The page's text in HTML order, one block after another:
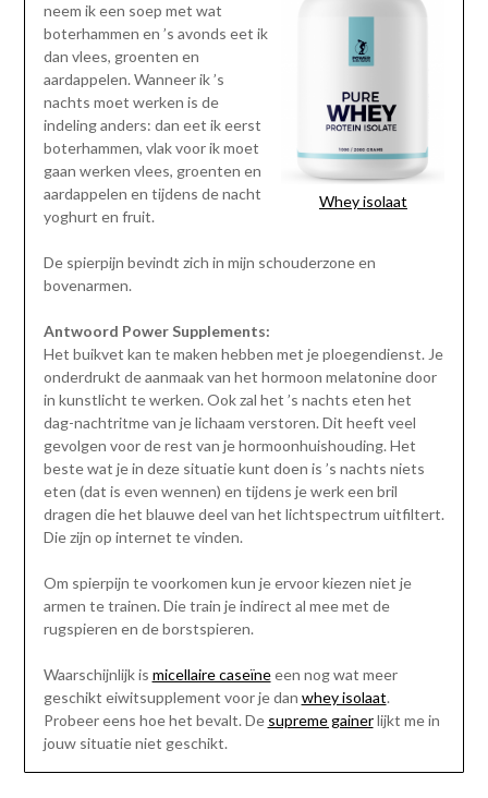
Whey isolaat
neem ik een soep met wat
boterhammen en ’s avonds eet ik
dan vlees, groenten en
aardappelen. Wanneer ik ’s
nachts moet werken is de
indeling anders: dan eet ik eerst
boterhammen, vlak voor ik moet
gaan werken vlees, groenten en
aardappelen en tijdens de nacht
yoghurt en fruit.
De spierpijn bevindt zich in mijn schouderzone en
bovenarmen.
Antwoord Power Supplements:
Het buikvet kan te maken hebben met je ploegendienst. Je
onderdrukt de aanmaak van het hormoon melatonine door
in kunstlicht te werken. Ook zal het ’s nachts eten het
dag-nachtritme van je lichaam verstoren. Dit heeft veel
gevolgen voor de rest van je hormoonhuishouding. Het
beste wat je in deze situatie kunt doen is ’s nachts niets
eten (dat is even wennen) en tijdens je werk een bril
dragen die het blauwe deel van het lichtspectrum uitfiltert.
Die zijn op internet te vinden.
Om spierpijn te voorkomen kun je ervoor kiezen niet je
armen te trainen. Die train je indirect al mee met de
rugspieren en de borstspieren.
Waarschijnlijk is micellaire caseïneeen nog wat meer
geschikt eiwitsupplement voor je dan whey isolaat.
Probeer eens hoe het bevalt. De supreme gainerlijkt me in
jouw situatie niet geschikt.